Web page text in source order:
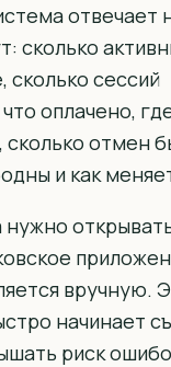
отвечает
сколько
сколько сессий
оплачено,
отмен
и как
нужно
вручную.
начинает
риск